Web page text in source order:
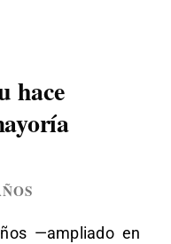
hace
—ampliado en